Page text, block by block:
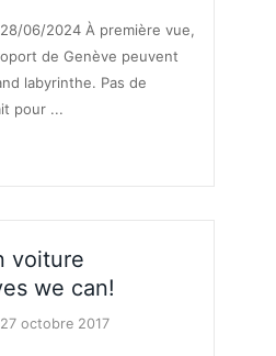
06/2024 À première vue,
de Genève peuvent
labyrinthe. Pas de
pour ...
voiture
we can!
27 octobre 2017